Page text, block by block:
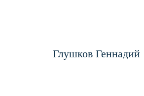
Глушков Геннадий